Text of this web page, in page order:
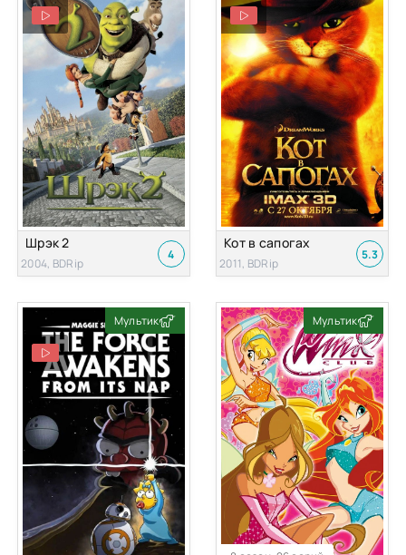
Шрэк 2
2004, BDRip
4
Кот в сапогах
2011, BDRip
5.3
Мультик Мультик